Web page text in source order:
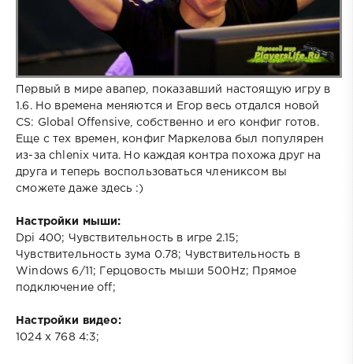
Первый в мире авапер, показавший настоящую игру в
1.6. Но времена меняются и Егор весь отдался новой
CS: Global Offensive, собственно и его конфиг готов.
Еще с тех времен, конфиг Маркелова был популярен
из-за chlenix чита. Но каждая контра похожа друг на
друга и теперь воспользоваться члениксом вы
сможете даже здесь :)
Настройки мыши:
Dpi 400; Чувствительность в игре 2.15;
Чувствительность зума 0.78; Чувствительность в
Windows 6/11; Герцовость мыши 500Hz; Прямое
подключение off;
Настройки видео:
1024 х 768 4:3;